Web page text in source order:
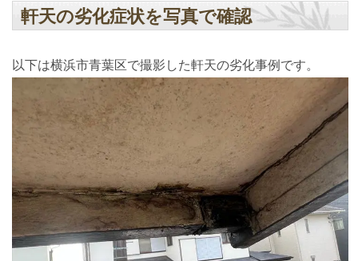
軒天の劣化症状を写真で確認
以下は横浜市青葉区で撮影した軒天の劣化事例です。